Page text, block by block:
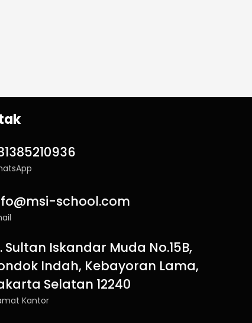
school.com
Sultan Iskandar Muda No.15B,
Indah, Kebayoran Lama,
Selatan 12240
Kantor